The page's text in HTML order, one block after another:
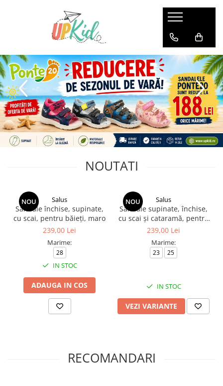
Pentru iarnă
Cizme
Ghete
NOUTATI
NOU Salus
Sandale închise, supinate,
cu scai, pentru băieți, maro
239,00 Lei
Marime:
28
IN STOC
ADAUGA IN COS
NOU Salus
Sandale supinate, închise,
cu scai și cataramă, pentru
fete, model floral, roz
239,00 Lei
Marime:
23 25
IN STOC
VEZI VARIANTE
RECOMANDARI